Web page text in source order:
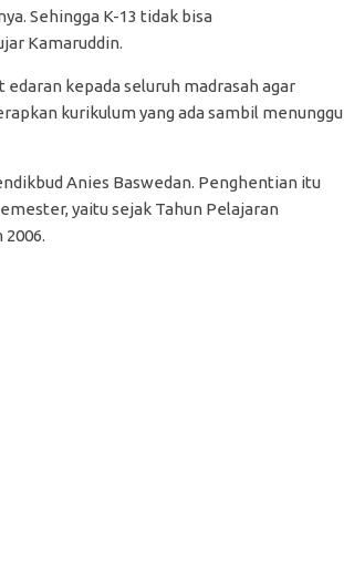
Sehingga K-13 tidak bisa
Kamaruddin.
kepada seluruh madrasah agar
kurikulum yang ada sambil menunggu
Anies Baswedan. Penghentian itu
yaitu sejak Tahun Pelajaran